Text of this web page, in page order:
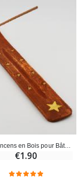
Porte-Encens en Bois pour Bâtonnets
€1.90